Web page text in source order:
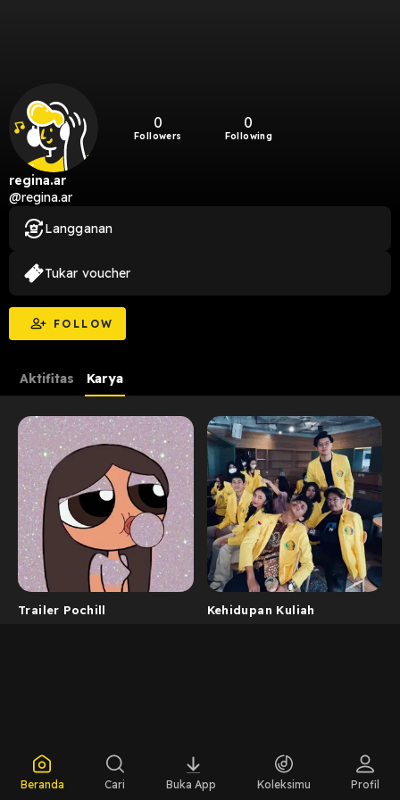
0
Followers
0
Following
regina.ar
@regina.ar
FOLLOW
Langganan
Tukar voucher
Aktifitas Karya
Trailer Pochill Kehidupan Kuliah
Beranda Cari Buka App Koleksimu Profil